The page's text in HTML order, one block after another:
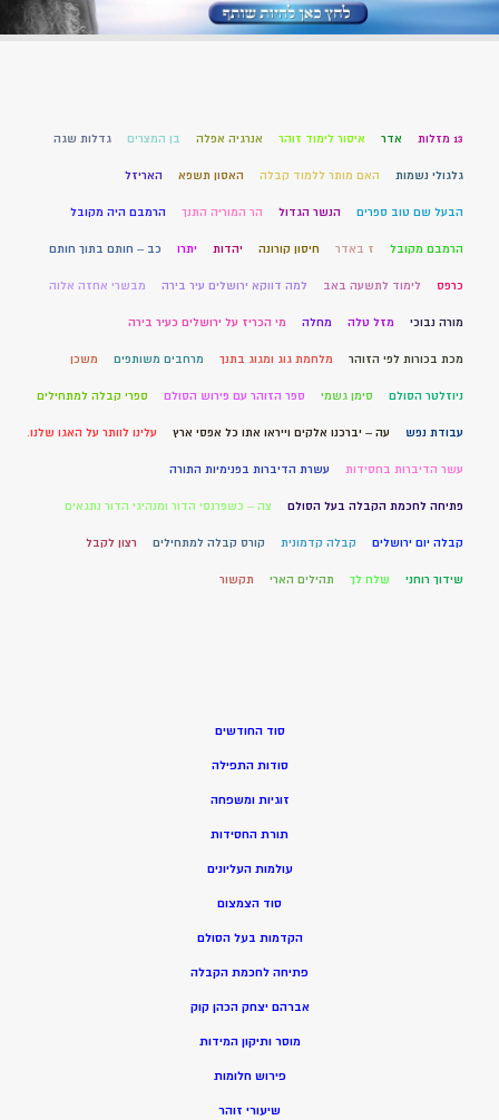
13 מזלות אדר איסור לימוד זוהר אנרגיה אפלה בן המצרים גדלות שגה
גלגולי נשמות האם מותר ללמוד קבלה האסון תשפא האריזל
הבעל שם טוב ספרים הנשר הגדול הר המוריה התנך הרמבם היה מקובל
הרמבם מקובל ז באדר חיסון קורונה יהדות יתרו כב – חותם בתוך חותם
כרפס לימוד לתשעה באב למה דווקא ירושלים עיר בירה מבשרי אחזה אלוה
מורה נבוכי מזל טלה מחלה מי הכריז על ירושלים כעיר בירה
מכת בכורות לפי הזוהר מלחמת גוג ומגוג בתנך מרחבים משותפים משכן
ניוזלטר הסולם סימן גשמי ספר הזוהר עם פירוש הסולם ספרי קבלה למתחילים
עבודת נפש עה – יברכנו אלקים וייראו אתו כל אפסי ארץ עלינו לוותר על האגו שלנו.
עשר הדיברות בחסידות עשרת הדיברות בפנימיות התורה
פתיחה לחכמת הקבלה בעל הסולם צה – כשפרנסי הדור ומנהיגי הדור נתגאים
קבלה יום ירושלים קבלה קדמונית קורס קבלה למתחילים רצון לקבל
שידוך רוחני שלח לך תהילים הארי תקשור
סוד החודשים
סודות התפילה
זוגיות ומשפחה
תורת החסידות
עולמות העליונים
סוד הצמצום
הקדמות בעל הסולם
פתיחה לחכמת הקבלה
אברהם יצחק הכהן קוק
מוסר ותיקון המידות
פירוש חלומות
שיעורי זוהר